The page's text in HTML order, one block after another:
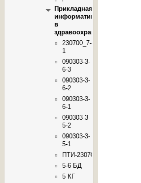
Прикладная
информатика
в
здравоохранении
230700_7-
1
090303-3-
6-3
090303-3-
6-2
090303-3-
6-1
090303-3-
5-2
090303-3-
5-1
ПТИ-230700.62
5-6 БД
5 КГ